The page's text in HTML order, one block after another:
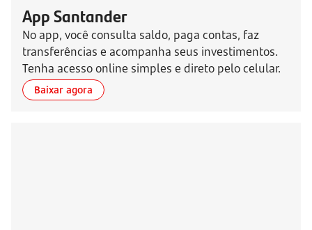
App Santander
No app, você consulta saldo, paga contas, faz
transferências e acompanha seus investimentos.
Tenha acesso online simples e direto pelo celular.
Baixar agora